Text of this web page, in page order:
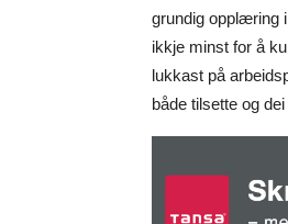
grundig opplæring
ikkje minst for å
lukkast på
både tilsette og